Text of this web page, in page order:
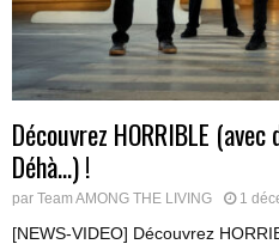
Découvrez HORRIBLE
Déhà…) !
par Team AMONG THE LIVING 1
[NEWS-VIDEO] Découvrez